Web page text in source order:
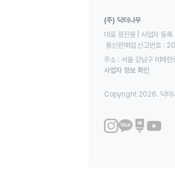
(주) 닥터나우
대표 정진웅 | 사업자
통신판매업 신고번호
주소 : 서울 강남구 테헤
사업자 정보 확인
Copyright 2026. 닥터